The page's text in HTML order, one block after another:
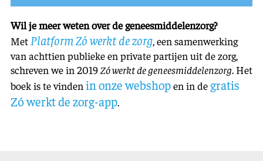
Wil je meer weten over de geneesmiddelenzorg?
Met Platform Zó werkt de zorg, een samenwerking
van achttien publieke en private partijen uit de zorg,
schreven we in 2019Zó werkt de geneesmiddelenzorg. Het
boek is te vinden in onze webshopen in degratis
Zó werkt de zorg-app.